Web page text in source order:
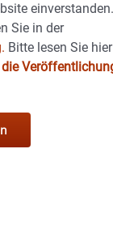
Sie in der
Bitte lesen Sie